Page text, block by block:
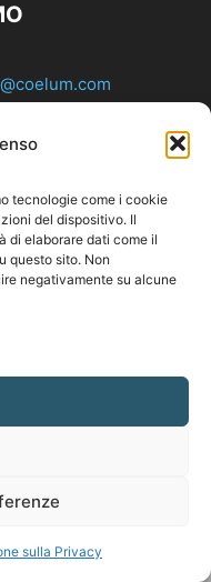
tecnologie come i cookie
del dispositivo. Il
di elaborare dati come il
questo sito. Non
negativamente su alcune
sulla Privacy